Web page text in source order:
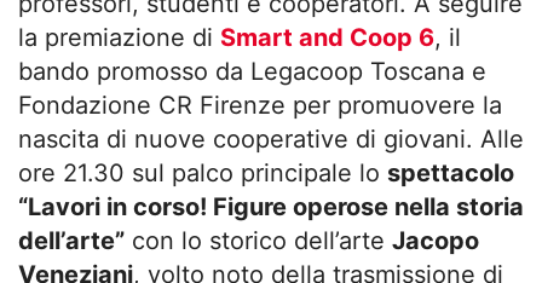
la premiazione di Smart and Coop 6, il
bando promosso da Legacoop Toscana e
Fondazione CR Firenze per promuovere la
nascita di nuove cooperative di giovani. Alle
ore 21.30 sul palco principale lo spettacolo
“Lavori in corso! Figure operose nella storia
dell’arte” con lo storico dell’arte Jacopo
Veneziani, volto noto della trasmissione di